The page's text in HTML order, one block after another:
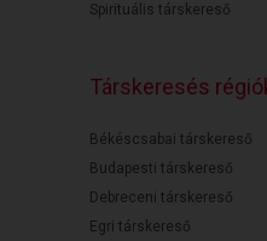
Spirituális társkereső
Társkeresés
Békéscsabai társkereső
Budapesti társkereső
Debreceni társkereső
Egri társkereső